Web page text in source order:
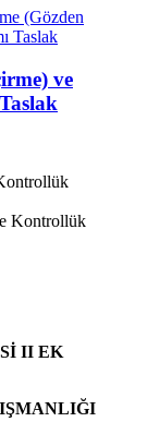
(Gözden
Taslak
ve
II EK